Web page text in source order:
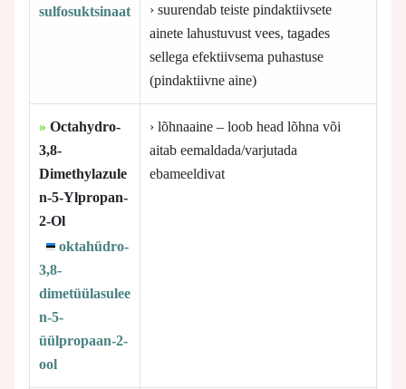
sulfosuktsinaat
› suurendab teiste pindaktiivsete
ainete lahustuvust vees, tagades
sellega efektiivsema puhastuse
(pindaktiivne aine)
» Octahydro-
3,8-
Dimethylazule
n-5-Ylpropan-
2-Ol
oktahüdro-
3,8-
dimetüülasulee
n-5-
üülpropaan-2-
ool
› lõhnaaine – loob head lõhna või
aitab eemaldada/varjutada
ebameeldivat